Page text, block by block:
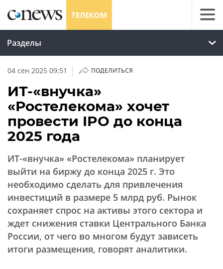
ТЕЛЕКОМ
Разделы
04 сен 2025 09:51 | ПОДЕЛИТЬСЯ
ИТ-«внучка»
«Ростелекома» хочет
провести IPO до конца
2025 года
ИТ-«внучка» «Ростелекома» планирует
выйти на биржу до конца 2025 г. Это
необходимо сделать для привлечения
инвестиций в размере 5 млрд руб. Рынок
сохраняет спрос на активы этого сектора и
ждет снижения ставки Центрального Банка
России, от чего во многом будут зависеть
итоги размещения, говорят аналитики.